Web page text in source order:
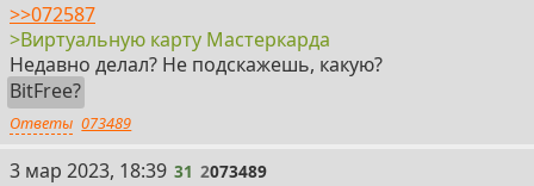
>>072587
>Виртуальную карту Мастеркарда
Недавно делал? Не подскажешь, какую?
BitFree?
Ответы 073489
31
3 мар 2023, 18:39 31 2073489